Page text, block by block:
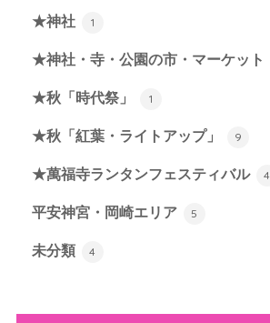
★神社 1
★神社・寺・公園の市・マーケット
★秋「時代祭」 1
★秋「紅葉・ライトアップ」 9
★萬福寺ランタンフェスティバル 4
平安神宮・岡崎エリア 5
未分類 4